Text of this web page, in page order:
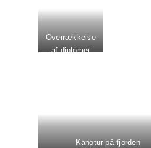
Overrækkelse
af diplomer
Kanotur på fjorden